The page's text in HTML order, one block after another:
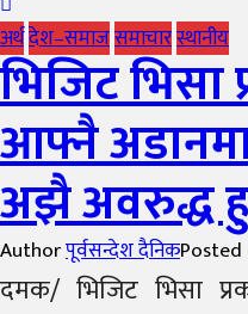
अर्थदेश–समाजसमाचारस्थानीय
भिजिट
आफ्नै
अझै अवरुद्ध
Authorपूर्वसन्देश दैनिकPosted
दमक/ भिजिट भिसा